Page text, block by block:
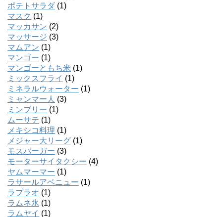
ポテトサラダ (1)
マスク (1)
マッカサン (2)
マッサージ (3)
マムアン (1)
マンゴー (1)
マンゴーともち米 (1)
ミックスフライ (1)
ミネラルウォーター (1)
ミャンマー人 (3)
ミンブリー (1)
ムーサテ (1)
メキシコ料理 (1)
メジャー大リーグ (1)
モスバーガー (3)
モーターサイタクシー (4)
ヤムマーマー (1)
ラサールアベニュー (1)
ラプラオ (1)
ラムネ氷 (1)
ラムヤイ (1)